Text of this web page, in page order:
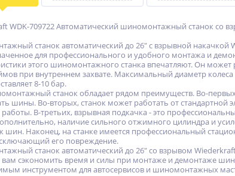
WDK-709722 Автоматический шиномонтажный станок со
станок автоматический до 26" с взрывной накачкой
для профессионального и удобного монтажа и
этого шиномонтажного станка впечатляют. Он
при внутреннем захвате. Максимальный диаметр
8-10 бар.
станок обладает рядом преимуществ. Во-
шины. Во-вторых, станок может работать от стандартной
работы. В-третьих, взрывная подкачка - это
наличие сильного отжимного цилиндра и
шин. Наконец, на станке имеется профессиональный
его повреждение.
станок автоматический до 26" со взрывом
сэкономить время и силы при монтаже и демонтаже
инструментом для автосервисов и шиномонтажных